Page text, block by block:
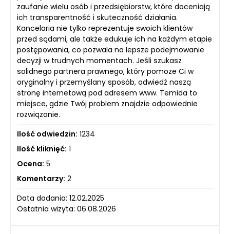
zaufanie wielu osób i przedsiębiorstw, które doceniają
ich transparentność i skuteczność działania.
Kancelaria nie tylko reprezentuje swoich klientów
przed sądami, ale także edukuje ich na każdym etapie
postępowania, co pozwala na lepsze podejmowanie
decyzji w trudnych momentach. Jeśli szukasz
solidnego partnera prawnego, który pomoże Ci w
oryginalny i przemyślany sposób, odwiedź naszą
stronę internetową pod adresem www. Temida to
miejsce, gdzie Twój problem znajdzie odpowiednie
rozwiązanie.
Ilość odwiedzin: 1234
Ilość kliknięć: 1
Ocena: 5
Komentarzy: 2
Data dodania: 12.02.2025
Ostatnia wizyta: 06.08.2026